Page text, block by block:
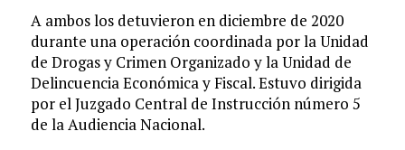
A ambos los detuvieron en diciembre de 2020
durante una operación coordinada por la Unidad
de Drogas y Crimen Organizado y la Unidad de
Delincuencia Económica y Fiscal. Estuvo dirigida
por el Juzgado Central de Instrucción número 5
de la Audiencia Nacional.